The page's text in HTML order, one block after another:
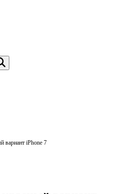
вариант iPhone 7